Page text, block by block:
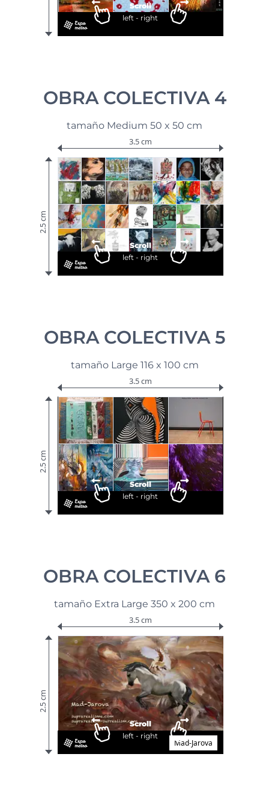
Scroll
left - right
OBRA COLECTIVA 4
tamaño Medium 50 x 50 cm
2.5 cm
3.5 cm
Scroll
left - right
OBRA COLECTIVA 5
tamaño Large 116 x 100 cm
2.5 cm
3.5 cm
Scroll
left - right
OBRA COLECTIVA 6
tamaño Extra Large 350 x 200 cm
2.5 cm
3.5 cm
Mad-Jarova
Scroll
left - right